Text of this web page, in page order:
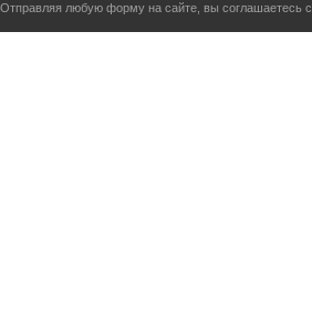
Отправляя любую форму на сайте, вы соглашаетесь с